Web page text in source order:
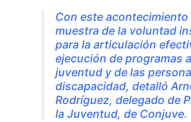
Con este acontecimiento
muestra de la voluntad
para la articulación
ejecución de programas
juventud y de las
discapacidad, detalló
Rodríguez, delegado de
la Juventud, de Conjuve.